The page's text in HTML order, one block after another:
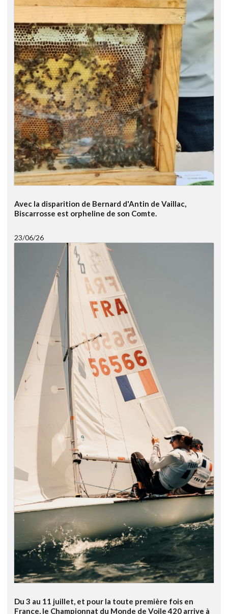
Avec la disparition de Bernard d'Antin de Vaillac,
Biscarrosse est orpheline de son Comte.
23/06/26
Du 3 au 11 juillet, et pour la toute première fois en
France, le Championnat du Monde de Voile 420 arrive à